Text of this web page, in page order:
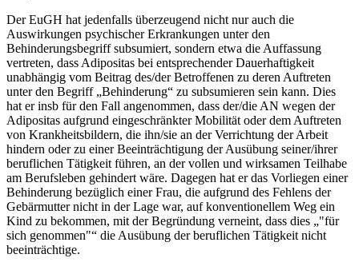
Der EuGH hat jedenfalls überzeugend nicht nur auch die
Auswirkungen psychischer Erkrankungen unter den
Behinderungsbegriff subsumiert, sondern etwa die Auffassung
vertreten, dass Adipositas bei entsprechender Dauerhaftigkeit
unabhängig vom Beitrag des/der Betroffenen zu deren Auftreten
unter den Begriff „Behinderung“ zu subsumieren sein kann. Dies
hat er insb für den Fall angenommen, dass der/die AN wegen der
Adipositas aufgrund eingeschränkter Mobilität oder dem Auftreten
von Krankheitsbildern, die ihn/sie an der Verrichtung der Arbeit
hindern oder zu einer Beeinträchtigung der Ausübung seiner/ihrer
beruflichen Tätigkeit führen, an der vollen und wirksamen Teilhabe
am Berufsleben gehindert wäre. Dagegen hat er das Vorliegen einer
Behinderung bezüglich einer Frau, die aufgrund des Fehlens der
Gebärmutter nicht in der Lage war, auf konventionellem Weg ein
Kind zu bekommen, mit der Begründung verneint, dass dies „ für
sich genommen “ die Ausübung der beruflichen Tätigkeit nicht
beeinträchtige.